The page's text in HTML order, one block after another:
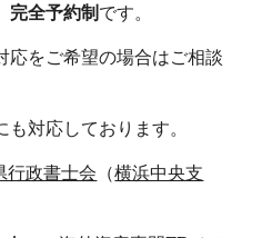
完全予約制 です。
希望の場合はご相談
しております。
行政書士会 （横浜中央支